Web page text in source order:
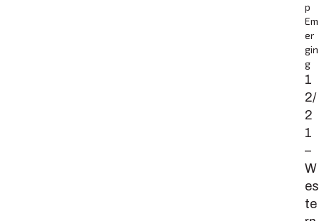
p
Em
er
gin
g
1
2/
2
1
–
W
es
te